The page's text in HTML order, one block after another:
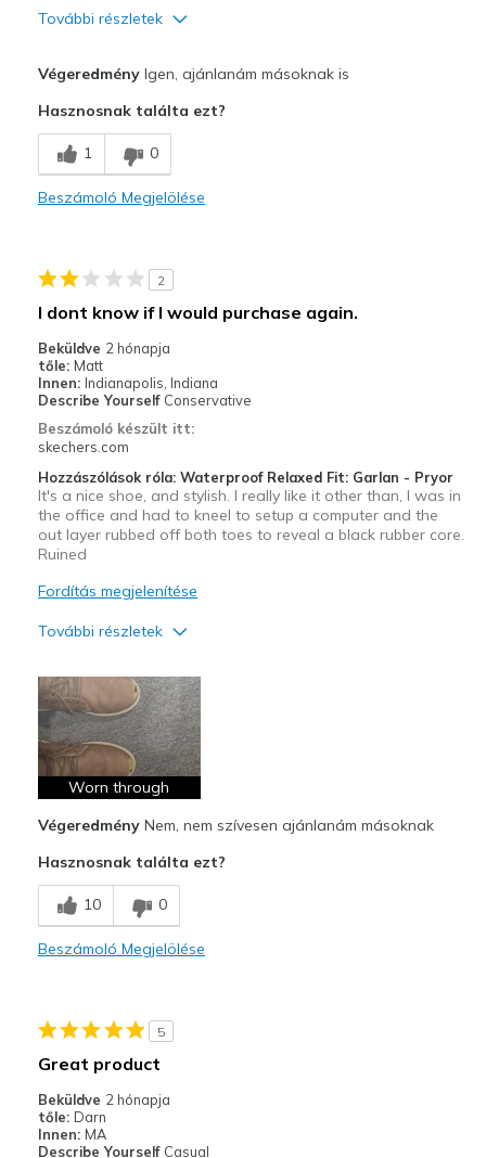
További részletek
Comfortable
Stylish
Travel
Width
Sizing
View On Shoes
I'm Into Shoes
VégeredményIgen, ajánlanám másoknak is
Hasznosnak találta ezt?
1 0
Beszámoló Megjelölése
2
I dont know if I would purchase again.
Beküldve 2 hónapja
tőle: Matt
Innen: Indianapolis, Indiana
Describe Yourself Conservative
Beszámoló készült itt:
skechers.com
Hozzászólások róla: Waterproof Relaxed Fit: Garlan - Pryor
It's a nice shoe, and stylish. I really like it other than, I was in
the office and had to kneel to setup a computer and the
out layer rubbed off both toes to reveal a black rubber core.
Ruined
Fordítás megjelenítése
További részletek
Attractive Design
Comfortable
Stylish
Kontra
Durability
Legjobb használat
Casual Wear
Width
Sizing
Worn through
VégeredményNem, nem szívesen ajánlanám másoknak
Hasznosnak találta ezt?
10 0
Beszámoló Megjelölése
5
Great product
Beküldve 2 hónapja
tőle: Darn
Innen: MA
Describe Yourself Casual